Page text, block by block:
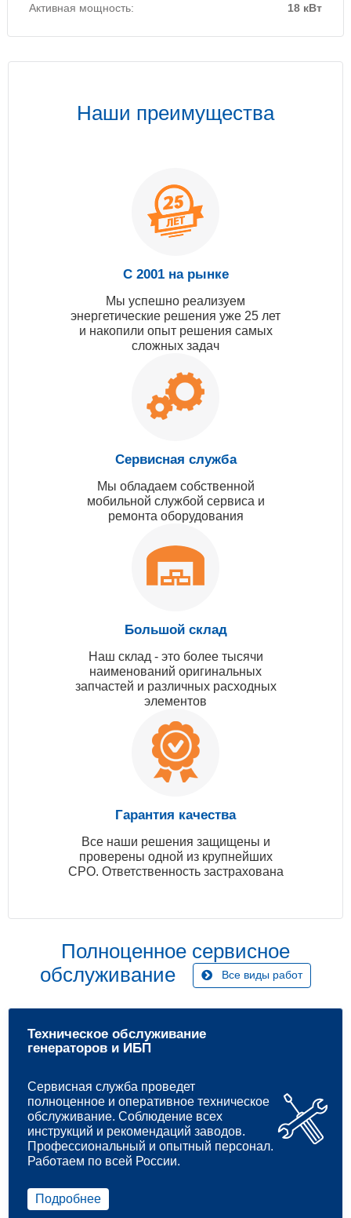
Активная мощность:
18 кВт
Наши преимущества
С 2001 на рынке
Мы успешно реализуем
энергетические решения уже 25 лет
и накопили опыт решения самых
сложных задач
Сервисная служба
Мы обладаем собственной
мобильной службой сервиса и
ремонта оборудования
Большой склад
Наш склад - это более тысячи
наименований оригинальных
запчастей и различных расходных
элементов
Гарантия качества
Все наши решения защищены и
проверены одной из крупнейших
СРО. Ответственность застрахована
Полноценное сервисное
обслуживание
Все виды работ
Техническое обслуживание
генераторов и ИБП
Сервисная служба проведет
полноценное и оперативное техническое
обслуживание. Соблюдение всех
инструкций и рекомендаций заводов.
Профессиональный и опытный персонал.
Работаем по всей России.
Подробнее